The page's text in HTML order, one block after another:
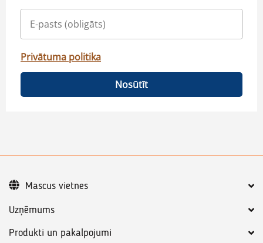
Privātuma politika
Nosūtīt
Uzņēmums
Produkti un pakalpojumi
Mascus vietnes